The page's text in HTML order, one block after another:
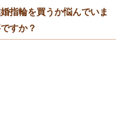
指輪を買うか悩んでいま
すか？
！